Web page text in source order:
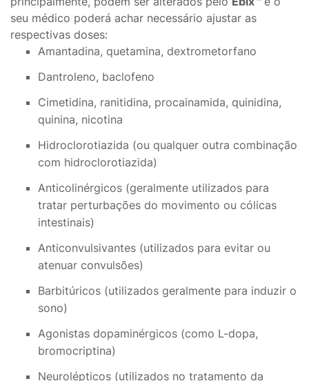
seu médico poderá achar necessário ajustar as
respectivas doses:
Amantadina, quetamina, dextrometorfano
Dantroleno, baclofeno
Cimetidina, ranitidina, procainamida, quinidina,
quinina, nicotina
Hidroclorotiazida (ou qualquer outra combinação
com hidroclorotiazida)
Anticolinérgicos (geralmente utilizados para
tratar perturbações do movimento ou cólicas
intestinais)
Anticonvulsivantes (utilizados para evitar ou
atenuar convulsões)
Barbitúricos (utilizados geralmente para induzir o
sono)
Agonistas dopaminérgicos (como L-dopa,
bromocriptina)
Neurolépticos (utilizados no tratamento da